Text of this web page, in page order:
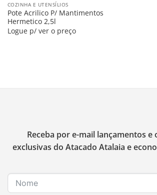
COZINHA E UTENSÍLIOS
Pote Acrilico P/ Mantimentos
Hermetico 2,5l
Logue p/ ver o preço
Receba por e-mail lançamentos e
exclusivas do Atacado Atalaia e